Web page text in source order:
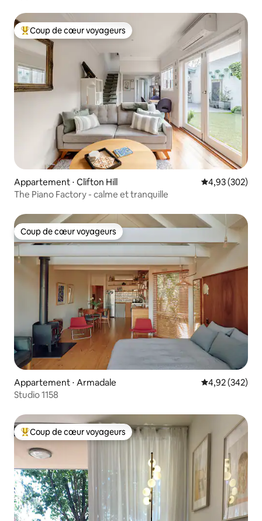
Coups de cœur voyageurs les plus appréciés
Coup de cœur voyageurs
Appartement ⋅ Clifton Hill Évaluation
4,93 (302)
The Piano Factory - calme et tranquille
Coup de cœur voyageurs
Coup de cœur voyageurs
Appartement ⋅ Armadale Évaluation
4,92 (342)
Studio 1158
Coups de cœur voyageurs les plus appréciés
Coup de cœur voyageurs